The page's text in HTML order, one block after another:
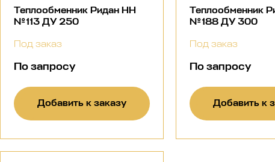
Теплообменник Ридан НН
№113 ДУ 250
Под заказ
По запросу
Добавить к заказу
Теплообменник
№188 ДУ 300
Под заказ
По запросу
Добавить к